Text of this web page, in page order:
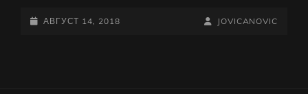
POSTED-
АВГУСТ 14, 2018
BY
BYLINEJOVICANOVIC